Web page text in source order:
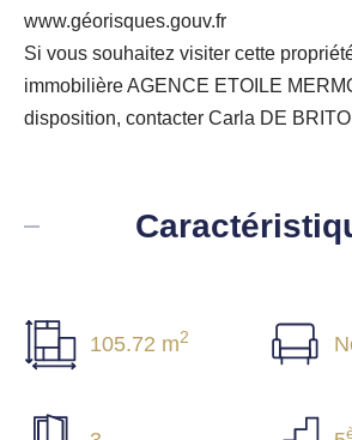
www.géorisques.gouv.fr
Si vous souhaitez visiter cette
immobilière AGENCE ETOILE
disposition, contacter Carla DE
105.72 m2